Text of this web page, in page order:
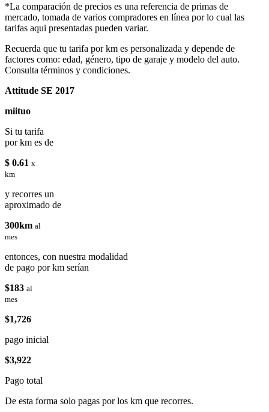
*La comparación de precios es una referencia de primas de
mercado, tomada de varios compradores en línea por lo cual las
tarifas aqui presentadas pueden variar.
Recuerda que tu tarifa por km es personalizada y depende de
factores como: edad, género, tipo de garaje y modelo del auto.
Consulta términos y condiciones.
Attitude SE 2017
miituo
Si tu tarifa
por km es de
$ 0.61 x
km
y recorres un
aproximado de
300km al
mes
entonces, con nuestra modalidad
de pago por km serían
$183 al
mes
$1,726
pago inicial
$3,922
Pago total
De esta forma solo pagas por los km que recorres.